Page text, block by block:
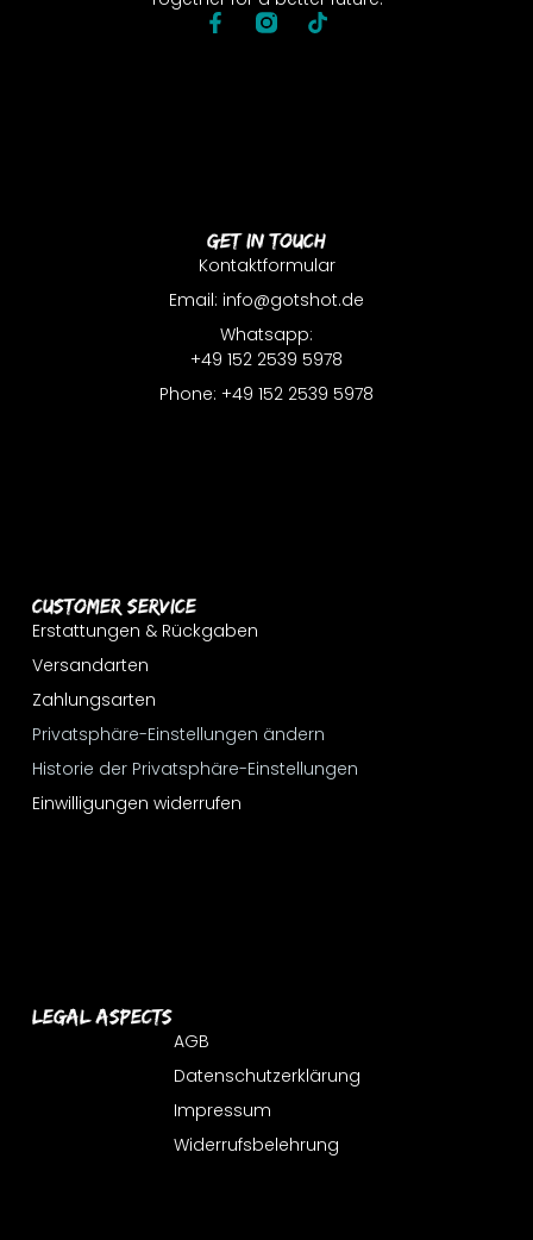
Customer Service
Erstattungen & Rückgaben
Versandarten
Zahlungsarten
Privatsphäre-Einstellungen ändern
Historie der Privatsphäre-Einstellungen
Einwilligungen widerrufen
Get In Touch
Kontaktformular
Email: info@gotshot.de
Whatsapp:
+49 152 2539 5978
Phone: +49 152 2539 5978
Legal Aspects
AGB
Datenschutzerklärung
Impressum
Widerrufsbelehrung